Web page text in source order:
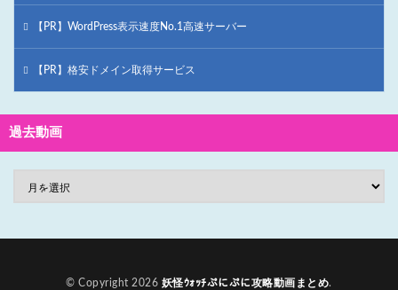
【PR】WordPress表示速度No.1高速サーバー
【PR】格安ドメイン取得サービス
過去動画
© Copyright 2026 妖怪ｳｫｯﾁぷにぷに攻略動画まとめ.